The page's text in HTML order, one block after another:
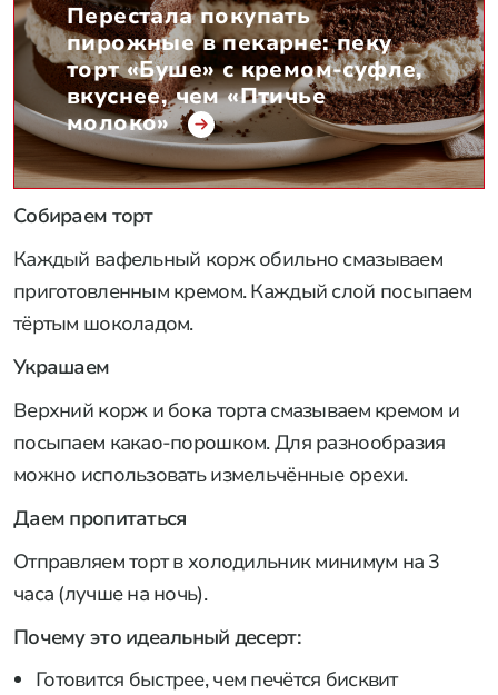
Перестала покупать
пирожные в пекарне: пеку
торт «Буше» с кремом-суфле,
вкуснее, чем «Птичье
молоко»
Собираем торт
Каждый вафельный корж обильно смазываем
приготовленным кремом. Каждый слой посыпаем
тёртым шоколадом.
Украшаем
Верхний корж и бока торта смазываем кремом и
посыпаем какао-порошком. Для разнообразия
можно использовать измельчённые орехи.
Даем пропитаться
Отправляем торт в холодильник минимум на 3
часа (лучше на ночь).
Почему это идеальный десерт:
Готовится быстрее, чем печётся бисквит